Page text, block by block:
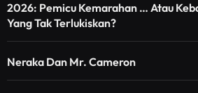
2026: Pemicu Kemarahan … Atau
Yang Tak Terlukiskan?
Neraka Dan Mr. Cameron